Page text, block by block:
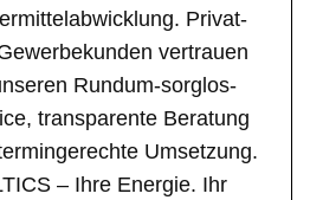
Privat-
vertrauen
Rundum-sorglos-
transparente Beratung
Umsetzung.
– Ihre Energie. Ihr